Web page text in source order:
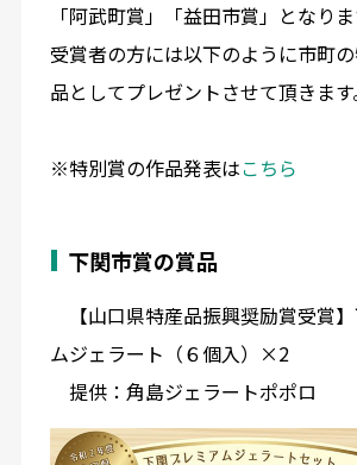
「阿武町賞」「益田市賞」となりま
受賞者の方には以下のように市町
品としてプレゼントさせて頂きます
※特別賞の作品発表はこちら
下関市賞の賞品
【山口県特産品振興奨励賞受賞
ムジェラート（６個入）×2
提供：角島ジェラートポポロ